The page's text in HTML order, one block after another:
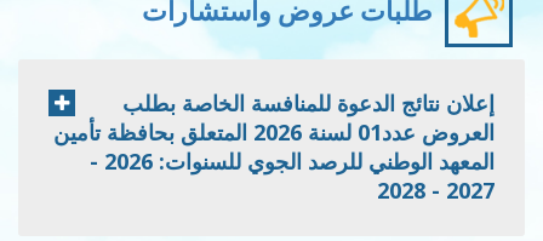
طلبات عروض واستشارات
إعلان نتائج الدعوة للمنافسة الخاصة بطلب
العروض عدد01 لسنة 2026 المتعلق بحافظة تأمين
المعهد الوطني للرصد الجوي للسنوات: 2026 -
2027 - 2028